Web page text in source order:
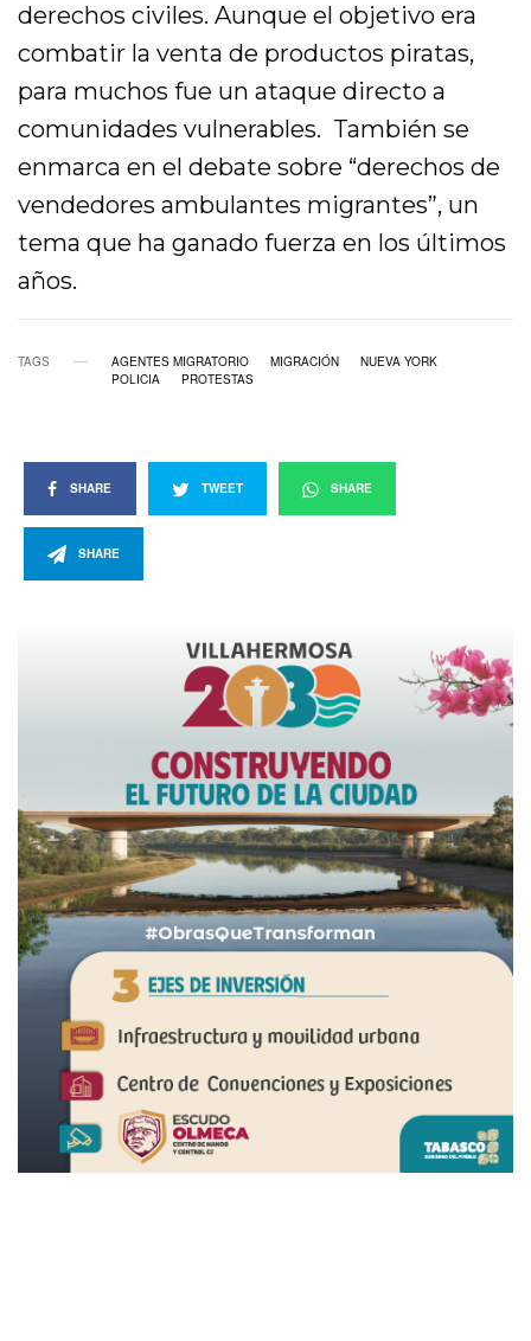
derechos civiles. Aunque el objetivo era
combatir la venta de productos piratas,
para muchos fue un ataque directo a
comunidades vulnerables. También se
enmarca en el debate sobre “derechos de
vendedores ambulantes migrantes”, un
tema que ha ganado fuerza en los últimos
años.
TAGS AGENTES MIGRATORIO MIGRACIÓN
NUEVA YORK
POLICIA
PROTESTAS
SHARE TWEET SHARE
SHARE